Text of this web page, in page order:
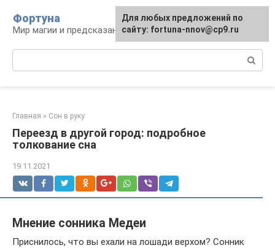
контенту
Фортуна
Мир магии и предсказаний
Главная » Сон в руку
Переезд в другой город: подробное
толкование сна
19.11.2021
Мнение сонника Медеи
Приснилось, что вы ехали на лошади верхом? Сонник
Для любых предложений по
сайту: fortuna-nnov@cp9.ru